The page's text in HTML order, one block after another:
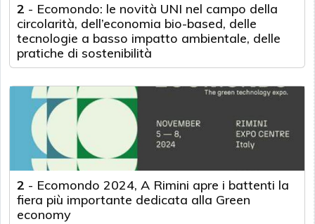
2 - Ecomondo: le novità UNI nel campo della
circolarità, dell’economia bio-based, delle
tecnologie a basso impatto ambientale, delle
pratiche di sostenibilità
2 - Ecomondo 2024, A Rimini apre i battenti la
fiera più importante dedicata alla Green
economy